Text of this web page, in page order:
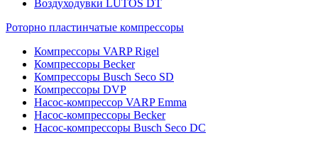
Воздуходувки LUTOS DT
Роторно пластинчатые компрессоры
Компрессоры VARP Rigel
Компрессоры Becker
Компрессоры Busch Seco SD
Компрессоры DVP
Насос-компрессор VARP Emma
Насос-компрессоры Becker
Насос-компрессоры Busch Seco DC